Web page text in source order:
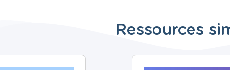
Ressources